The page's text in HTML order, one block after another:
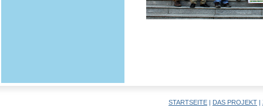
STARTSEITE | DAS PROJEKT |